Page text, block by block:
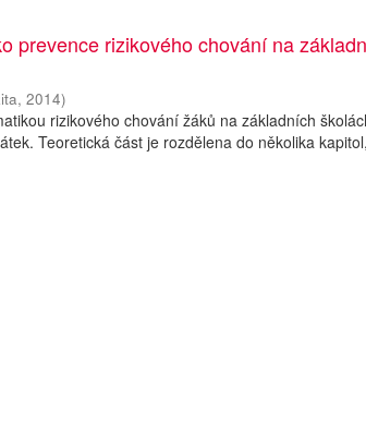
prevence rizikového chování na
,2014)
rizikového chování žáků na základních
Teoretická část je rozdělena do několika